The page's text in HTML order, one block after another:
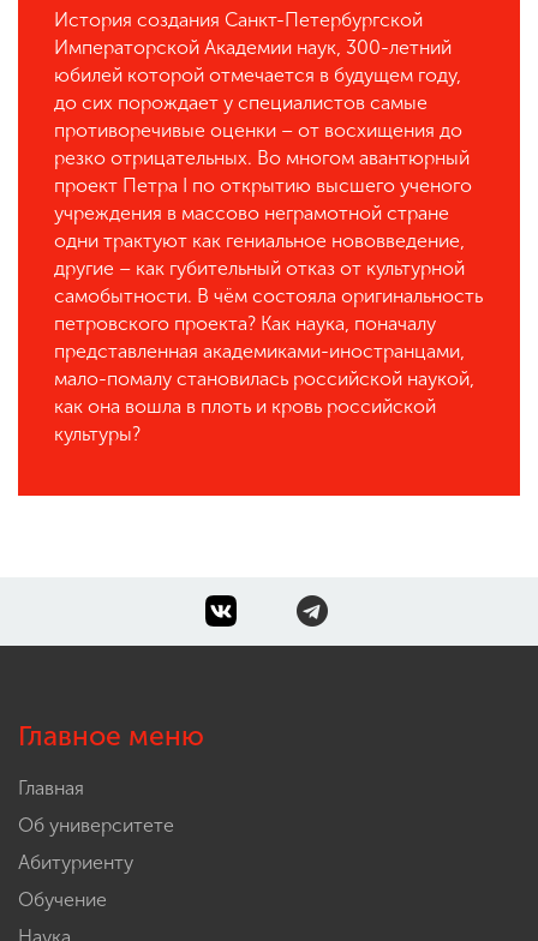
История создания Санкт-Петербургской
Императорской Академии наук, 300-летний
юбилей которой отмечается в будущем году,
до сих порождает у специалистов самые
противоречивые оценки – от восхищения до
резко отрицательных. Во многом авантюрный
проект Петра I по открытию высшего ученого
учреждения в массово неграмотной стране
одни трактуют как гениальное нововведение,
другие – как губительный отказ от культурной
самобытности. В чём состояла оригинальность
петровского проекта? Как наука, поначалу
представленная академиками-иностранцами,
мало-помалу становилась российской наукой,
как она вошла в плоть и кровь российской
культуры?
Главное меню
Главная
Об университете
Абитуриенту
Обучение